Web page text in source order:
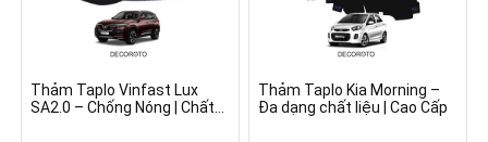
Thảm Taplo Vinfast Lux
SA2.0 – Chống Nóng | Chất
Thảm Taplo Kia Morning –
Đa dạng chất liệu | Cao Cấp